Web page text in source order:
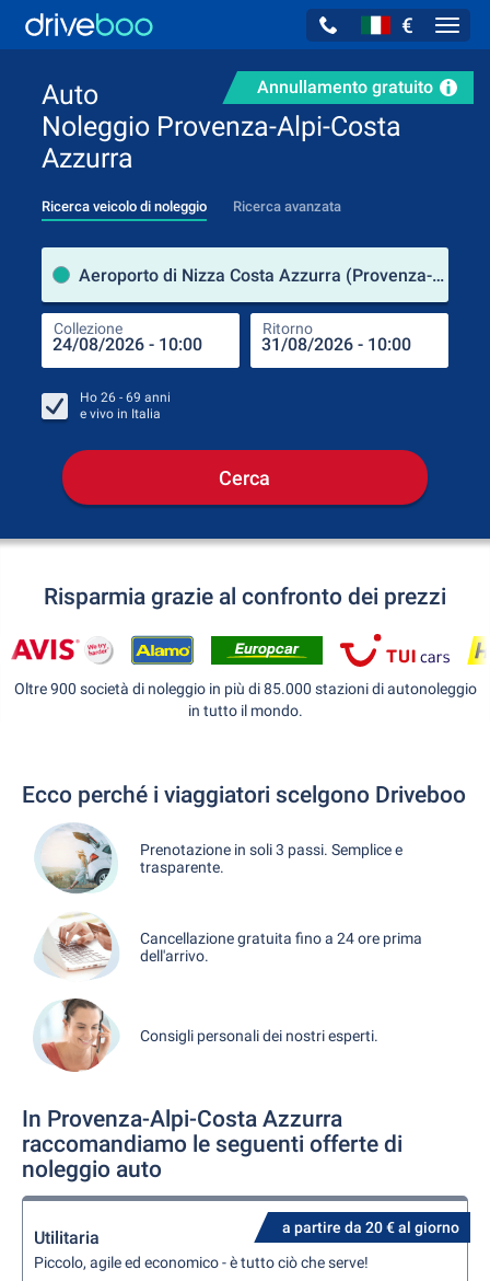
€
Annullamento gratuito
Auto
Noleggio Provenza-Alpi-Costa
Azzurra
Ricerca veicolo di noleggio Ricerca avanzata
Aeroporto di Nizza Costa Azzurra (Provenza-Alpi-Costa Azzurra / Francia)
Collezione Ritorno
Ho 26 - 69 anni
e vivo in Italia
Cerca
Risparmia grazie al confronto dei prezzi
Oltre 900 società di noleggio in più di 85.000 stazioni di autonoleggio
in tutto il mondo.
Ecco perché i viaggiatori scelgono Driveboo
Prenotazione in soli 3 passi. Semplice e
trasparente.
Cancellazione gratuita fino a 24 ore prima
dell'arrivo.
Consigli personali dei nostri esperti.
In Provenza-Alpi-Costa Azzurra
raccomandiamo le seguenti offerte di
noleggio auto
a partire da 20 € al giorno
Utilitaria
Piccolo, agile ed economico - è tutto ciò che serve!